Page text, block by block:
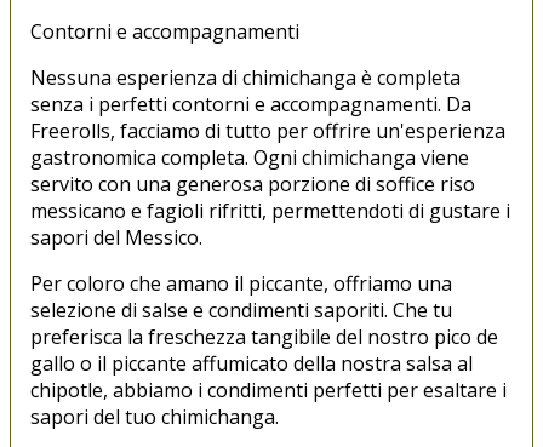
Contorni e accompagnamenti
Nessuna esperienza di chimichanga è completa
senza i perfetti contorni e accompagnamenti. Da
Freerolls, facciamo di tutto per offrire un'esperienza
gastronomica completa. Ogni chimichanga viene
servito con una generosa porzione di soffice riso
messicano e fagioli rifritti, permettendoti di gustare i
sapori del Messico.
Per coloro che amano il piccante, offriamo una
selezione di salse e condimenti saporiti. Che tu
preferisca la freschezza tangibile del nostro pico de
gallo o il piccante affumicato della nostra salsa al
chipotle, abbiamo i condimenti perfetti per esaltare i
sapori del tuo chimichanga.